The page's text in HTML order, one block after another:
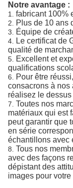
Notre avantage :
1. fabricant 100%
2. Plus de 10 ans
3. Équipe de
4.
Le certificat de
qualité de
5.
Excellent et
qualifications
6.
Pour être
consacrons à nos
réalisez le
7. Toutes nos
matériaux qui est
peut garantir que
en série
échantillons avec
8. Tous nos
avec des façons
dépistant des
images pour votre